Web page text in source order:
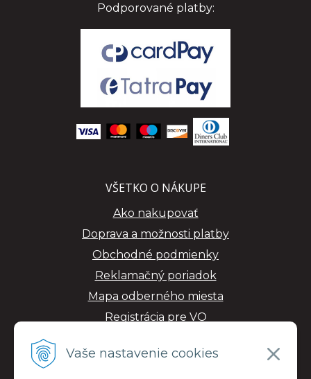
Vaše nastavenie cookies
Podporované platby:
VŠETKO O NÁKUPE
Ako nakupovať
Doprava a možnosti platby
Obchodné podmienky
Reklamačný poriadok
Mapa odberného miesta
Registrácia pre VO